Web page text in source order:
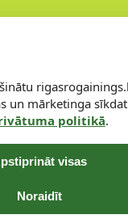
un mārketinga
politikā.
visas
Noraidīt